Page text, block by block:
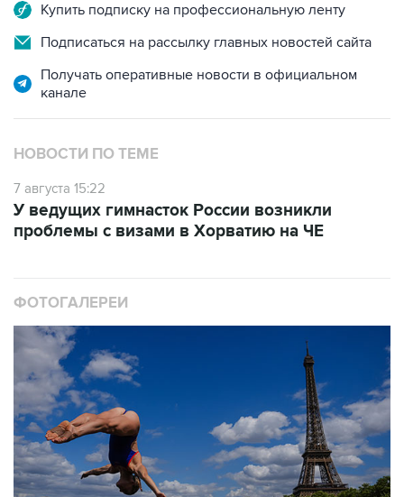
Купить подписку на профессиональную ленту
Подписаться на рассылку главных новостей сайта
Получать оперативные новости в официальном
канале
НОВОСТИ ПО ТЕМЕ
7 августа 15:22
У ведущих гимнасток России возникли
проблемы с визами в Хорватию на ЧЕ
ФОТОГАЛЕРЕИ